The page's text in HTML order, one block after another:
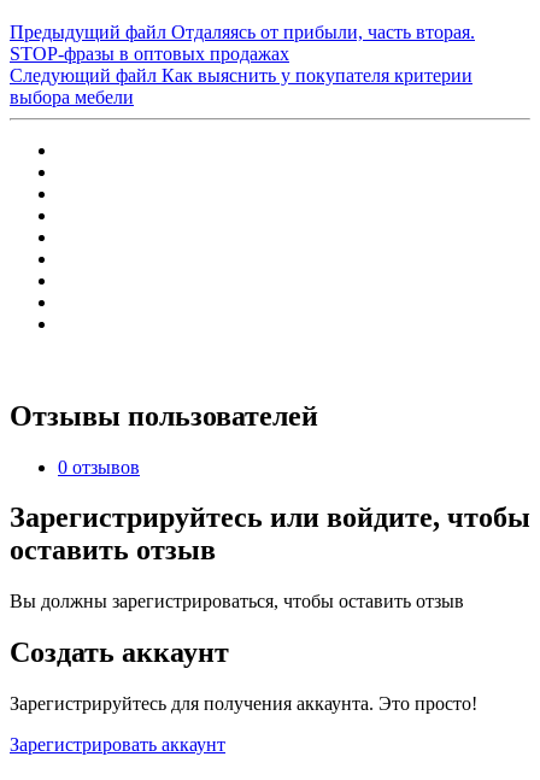
Предыдущий файл Отдаляясь от прибыли, часть вторая.
STOP-фразы в оптовых продажах
Следующий файл Как выяснить у покупателя критерии
выбора мебели
Отзывы пользователей
0 отзывов
Зарегистрируйтесь или войдите, чтобы
оставить отзыв
Вы должны зарегистрироваться, чтобы оставить отзыв
Создать аккаунт
Зарегистрируйтесь для получения аккаунта. Это просто!
Зарегистрировать аккаунт